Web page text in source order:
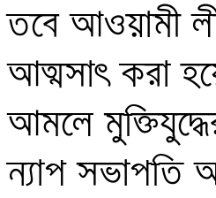
তবে আওয়ামী
আত্মসাৎ করা
আমলে
ন্যাপ